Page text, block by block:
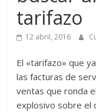
tarifazo
12 abril, 2016
El «tarifazo» que
las facturas de
ventas que ronda
explosivo sobre el